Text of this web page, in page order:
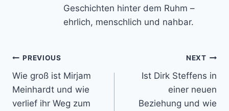
Geschichten hinter dem Ruhm –
ehrlich, menschlich und nahbar.
Post
navigation
PREVIOUS
Wie groß ist Mirjam
Meinhardt und wie
verlief ihr Weg zum
NEXT
Ist Dirk Steffens in
einer neuen
Beziehung und wie